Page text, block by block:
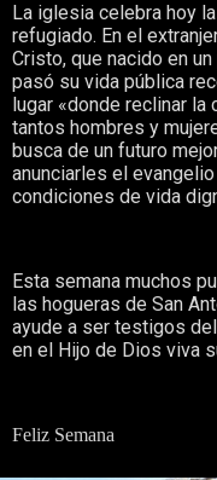
La iglesia celebra hoy
refugiado. En el
Cristo, que nacido en
pasó su vida pública
lugar «donde reclinar la
tantos hombres y
busca de un futuro
anunciarles el
condiciones de vida
Esta semana muchos
las hogueras de San
ayude a ser testigos
en el Hijo de Dios viva
Feliz Semana